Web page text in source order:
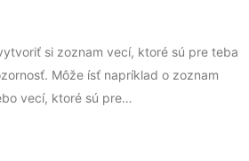
si zoznam vecí, ktoré sú pre teba
Môže ísť napríklad o zoznam
vecí, ktoré sú pre…